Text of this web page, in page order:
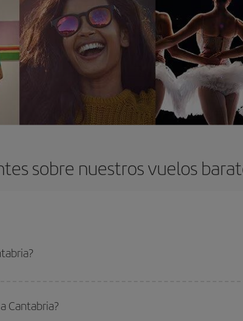
sobre nuestros vuelos
tu viaje, mira nuestras ofertas y déjate inspirar: seguro que
Cantabria?